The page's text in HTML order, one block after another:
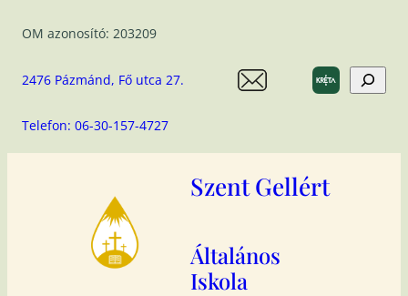
OM azonosító: 203209
2476 Pázmánd, Fő utca 27.
Telefon: 06-30-157-4727
Search
Szent Gellért
Általános
Iskola